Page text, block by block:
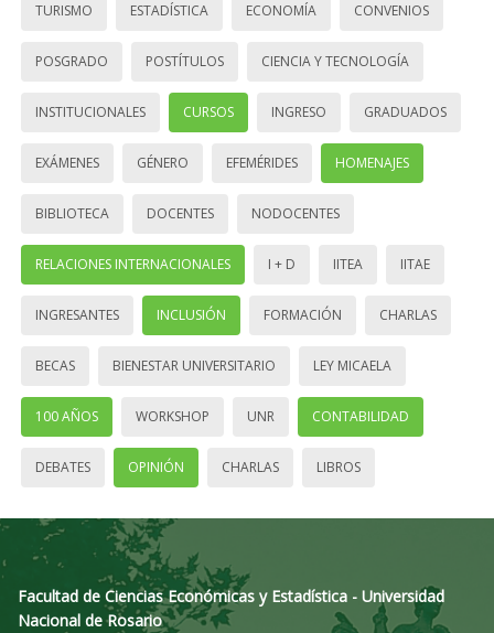
TURISMO ESTADÍSTICA ECONOMÍA CONVENIOS
POSGRADO POSTÍTULOS CIENCIA Y TECNOLOGÍA
INSTITUCIONALES CURSOS INGRESO GRADUADOS
EXÁMENES GÉNERO EFEMÉRIDES HOMENAJES
BIBLIOTECA DOCENTES NODOCENTES
RELACIONES INTERNACIONALES I + D IITEA IITAE
INGRESANTES INCLUSIÓN FORMACIÓN CHARLAS
BECAS BIENESTAR UNIVERSITARIO LEY MICAELA
100 AÑOS WORKSHOP UNR CONTABILIDAD
DEBATES OPINIÓN CHARLAS LIBROS
Facultad de Ciencias Económicas y Estadística - Universidad
Nacional de Rosario